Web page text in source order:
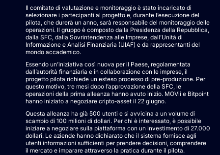
Il comitato di valutazione e monitoraggio è stato incaricato di
selezionare i partecipanti al progetto e, durante l’esecuzione del
pilota, che durerà un anno, sarà responsabile del monitoraggio delle
operazioni. Il gruppo è composto dalla Presidenza della Repubblica,
dalla SFC, dalla Sovrintendenza alle Imprese, dall’Unità di
Informazione e Analisi Finanziaria (UIAF) e da rappresentanti del
mondo accademico.
Essendo un’iniziativa così nuova per il Paese, regolamentata
dall’autorità finanziaria e in collaborazione con le imprese, il
progetto pilota richiede un esteso processo di pre-produzione. Per
questo motivo, tre mesi dopo l’approvazione della SFC, le
operazioni della prima alleanza hanno avuto inizio. MOVii e Bitpoint
hanno iniziato a negoziare cripto-asset il 22 giugno.
Questa alleanza ha già 500 utenti e si avvicina a un volume di
scambio di 100 milioni di dollari. Per chi è interessato, è possibile
iniziare a negoziare sulla piattaforma con un investimento di 27.000
dollari. Le aziende hanno dichiarato che il sistema fornisce agli
utenti informazioni sufficienti per prendere decisioni, comprendere
il mercato e imparare attraverso la pratica durante il pilota.